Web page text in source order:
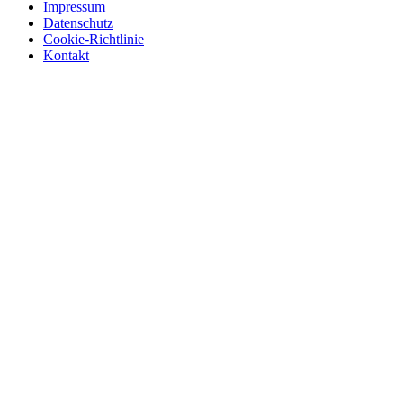
Impressum
Datenschutz
Cookie-Richtlinie
Kontakt